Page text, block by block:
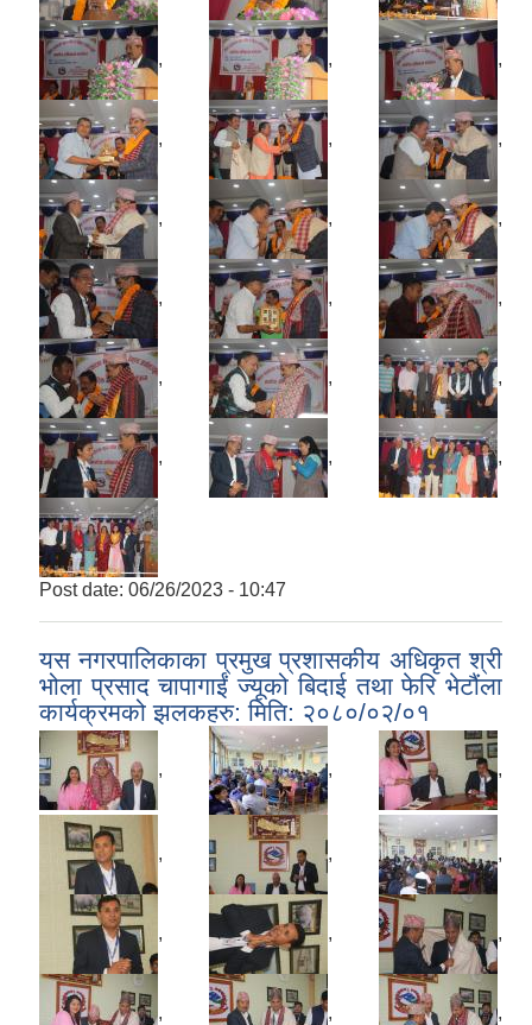
, , ,
, , ,
, , ,
, , ,
, , ,
, , ,
Post date: 06/26/2023 - 10:47
यस नगरपालिकाका प्रमुख प्रशासकीय अधिकृत श्री
भोला प्रसाद चापागाईं ज्यूको बिदाई तथा फेरि भेटौंला
कार्यक्रमको झलकहरु: मिति: २०८०/०२/०१
, , ,
, , ,
, , ,
, , ,